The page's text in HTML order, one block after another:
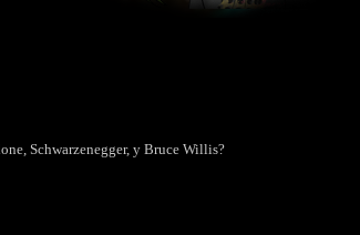
Schwarzenegger, y Bruce Willis?